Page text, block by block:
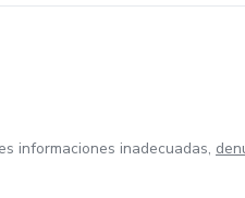
informaciones inadecuadas,